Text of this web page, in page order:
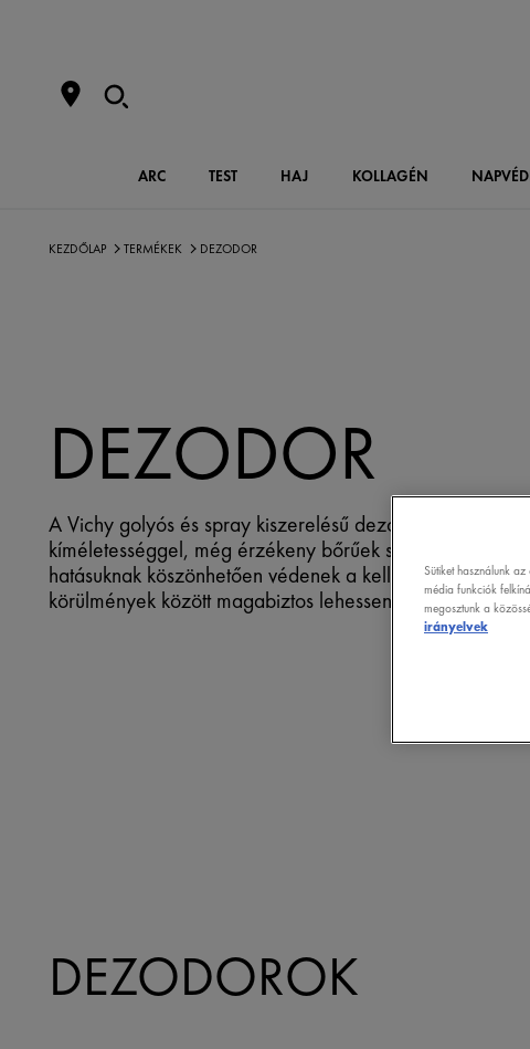
ARC TEST HAJ KOLLAGÉN
KEZDŐLAP TERMÉKEK DEZODOR
DEZODOR
A Vichy golyós és spray kiszerelésű dezodorjai egyesítik
kíméletességgel, még érzékeny bőrűek számára is.
hatásuknak köszönhetően védenek a kellemetlen
körülmények között magabiztos lehessen.
DEZODOROK
Sütiket használunk
média funkciók
megosztunk a
irányelvek